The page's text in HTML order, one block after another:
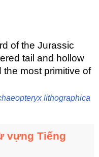
of the Jurassic
tail and hollow
most primitive of
lithographica
vựng Tiếng